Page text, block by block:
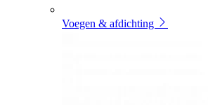
Voegen & afdichting